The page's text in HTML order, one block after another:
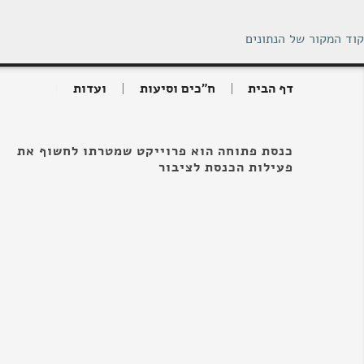
קוד המקור של הנתונים
דף הבית ח"כים וסיעות ועדות
כנסת פתוחה הוא פרוייקט שמטרתו לחשוף את
פעילות הכנסת לציבור